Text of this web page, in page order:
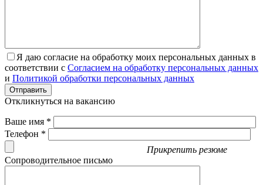
Я даю согласие на обработку моих персональных данных в
соответствии с Согласием на обработку персональных данных
и Политикой обработки персональных данных
Отправить
Откликнуться на вакансию
Ваше имя *
Телефон *
Прикрепить резюме
Сопроводительное письмо